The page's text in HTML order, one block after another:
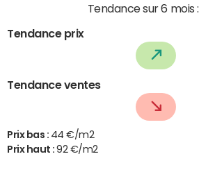
Tendance sur 6 mois :
Tendance prix
Tendance ventes
Prix bas : 44 €/m2
Prix haut :92 €/m2